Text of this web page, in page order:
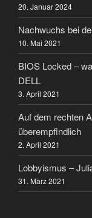
20. Januar 2024
Nachwuchs bei
10. Mai 2021
BIOS Locked –
DELL
3. April 2021
Auf dem rechten
überempfindlich
2. April 2021
Lobbyismus –
31. März 2021